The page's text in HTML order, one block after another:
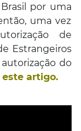
por uma
uma vez
de
Estrangeiros
do
artigo.